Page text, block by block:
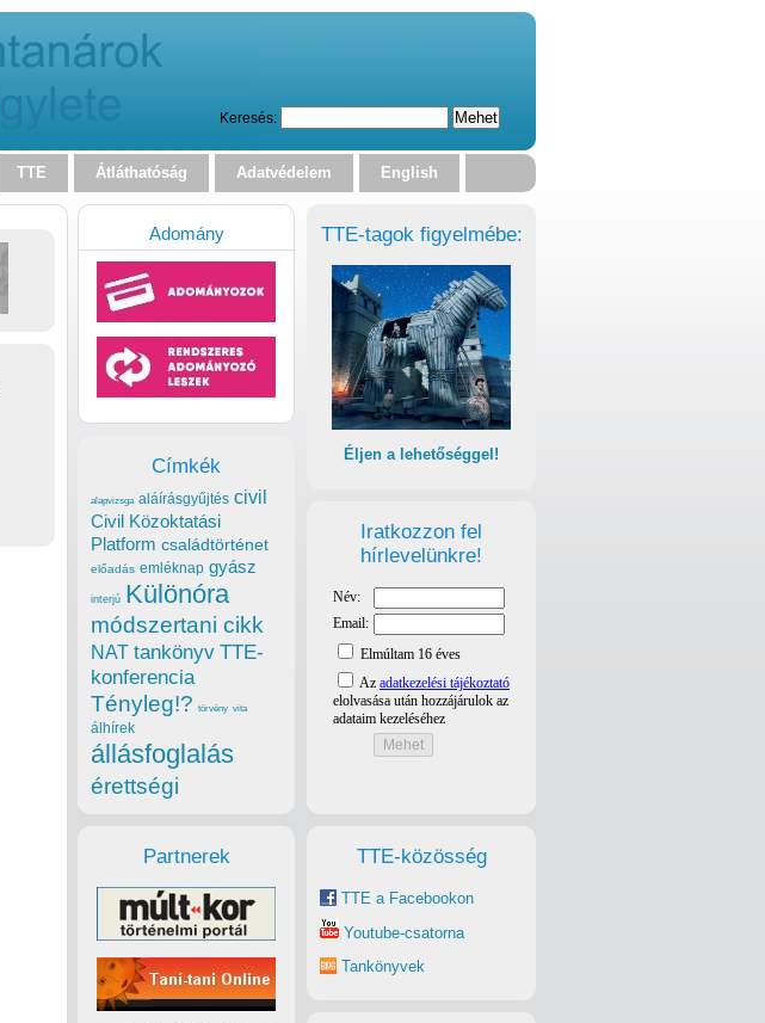
Keresés:
TTE Átláthatóság Adatvédelem English
TTE-tagok figyelmébe:
Éljen a lehetőséggel!
Iratkozzon fel
hírlevelünkre!
TTE-közösség
TTE a Facebookon
Youtube-csatorna
Tankönyvek
Adomány
Címkék
alapvizsga aláírásgyűjtés civil
Civil Közoktatási
Platform családtörténet
előadás emléknap gyász
interjú Különóra
módszertani cikk
NAT tankönyv TTE-
konferencia
Tényleg!? törvény vita
álhírek
állásfoglalás
érettségi
Partnerek